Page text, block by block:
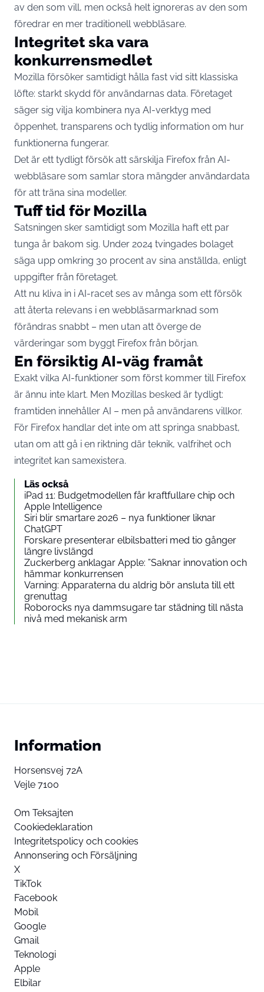
av den som vill, men också helt ignoreras av den som
föredrar en mer traditionell webbläsare.
Integritet ska vara
konkurrensmedlet
Mozilla försöker samtidigt hålla fast vid sitt klassiska
löfte: starkt skydd för användarnas data. Företaget
säger sig vilja kombinera nya AI-verktyg med
öppenhet, transparens och tydlig information om hur
funktionerna fungerar.
Det är ett tydligt försök att särskilja Firefox från AI-
webbläsare som samlar stora mängder användardata
för att träna sina modeller.
Tuff tid för Mozilla
Satsningen sker samtidigt som Mozilla haft ett par
tunga år bakom sig. Under 2024 tvingades bolaget
säga upp omkring 30 procent av sina anställda, enligt
uppgifter från företaget.
Att nu kliva in i AI-racet ses av många som ett försök
att återta relevans i en webbläsarmarknad som
förändras snabbt – men utan att överge de
värderingar som byggt Firefox från början.
En försiktig AI-väg framåt
Exakt vilka AI-funktioner som först kommer till Firefox
är ännu inte klart. Men Mozillas besked är tydligt:
framtiden innehåller AI – men på användarens villkor.
För Firefox handlar det inte om att springa snabbast,
utan om att gå i en riktning där teknik, valfrihet och
integritet kan samexistera.
Läs också
iPad 11: Budgetmodellen får kraftfullare chip och
Apple Intelligence
Siri blir smartare 2026 – nya funktioner liknar
ChatGPT
Forskare presenterar elbilsbatteri med tio gånger
längre livslängd
Zuckerberg anklagar Apple: ”Saknar innovation och
hämmar konkurrensen
Varning: Apparaterna du aldrig bör ansluta till ett
grenuttag
Roborocks nya dammsugare tar städning till nästa
nivå med mekanisk arm
Information
Horsensvej 72A
Vejle 7100
Om Teksajten
Cookiedeklaration
Integritetspolicy och cookies
Annonsering och Försäljning
X
TikTok
Facebook
Mobil
Google
Gmail
Teknologi
Apple
Elbilar